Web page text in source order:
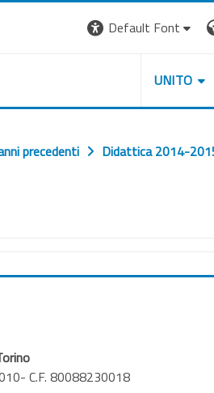
Default Font
UNITO
precedenti Didattica 2014-
C.F. 80088230018